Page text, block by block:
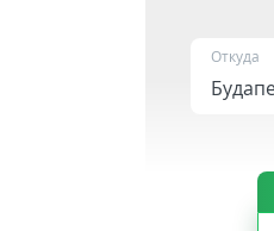
Откуда